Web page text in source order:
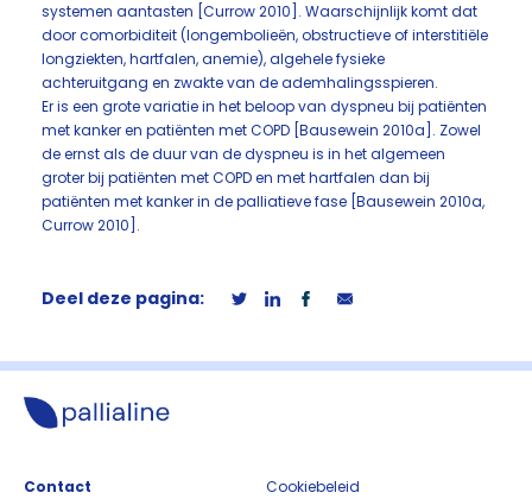
systemen aantasten [Currow 2010]. Waarschijnlijk komt dat
door comorbiditeit (longembolieën, obstructieve of interstitiële
longziekten, hartfalen, anemie), algehele fysieke
achteruitgang en zwakte van de ademhalingsspieren.
Er is een grote variatie in het beloop van dyspneu bij patiënten
met kanker en patiënten met COPD [Bausewein 2010a]. Zowel
de ernst als de duur van de dyspneu is in het algemeen
groter bij patiënten met COPD en met hartfalen dan bij
patiënten met kanker in de palliatieve fase [Bausewein 2010a,
Currow 2010].
Deel deze pagina:
Contact
Cookiebeleid